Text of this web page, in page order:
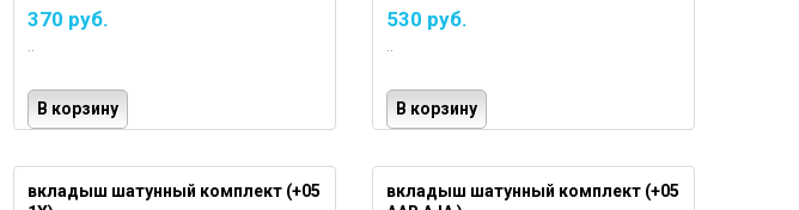
370 руб.
..
В корзину
530 руб.
..
В корзину
вкладыш шатунный комплект (+05
вкладыш шатунный комплект (+05